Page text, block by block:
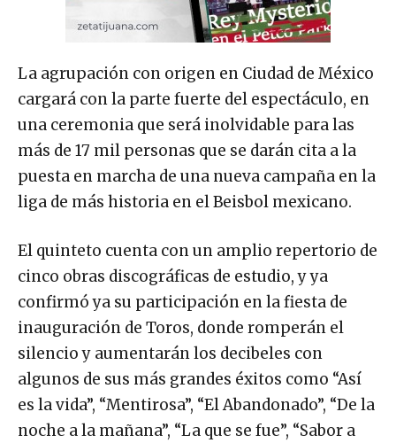
La agrupación con origen en Ciudad de México
cargará con la parte fuerte del espectáculo, en
una ceremonia que será inolvidable para las
más de 17 mil personas que se darán cita a la
puesta en marcha de una nueva campaña en la
liga de más historia en el Beisbol mexicano.
El quinteto cuenta con un amplio repertorio de
cinco obras discográficas de estudio, y ya
confirmó ya su participación en la fiesta de
inauguración de Toros, donde romperán el
silencio y aumentarán los decibeles con
algunos de sus más grandes éxitos como “Así
es la vida”, “Mentirosa”, “El Abandonado”, “De la
noche a la mañana”, “La que se fue”, “Sabor a